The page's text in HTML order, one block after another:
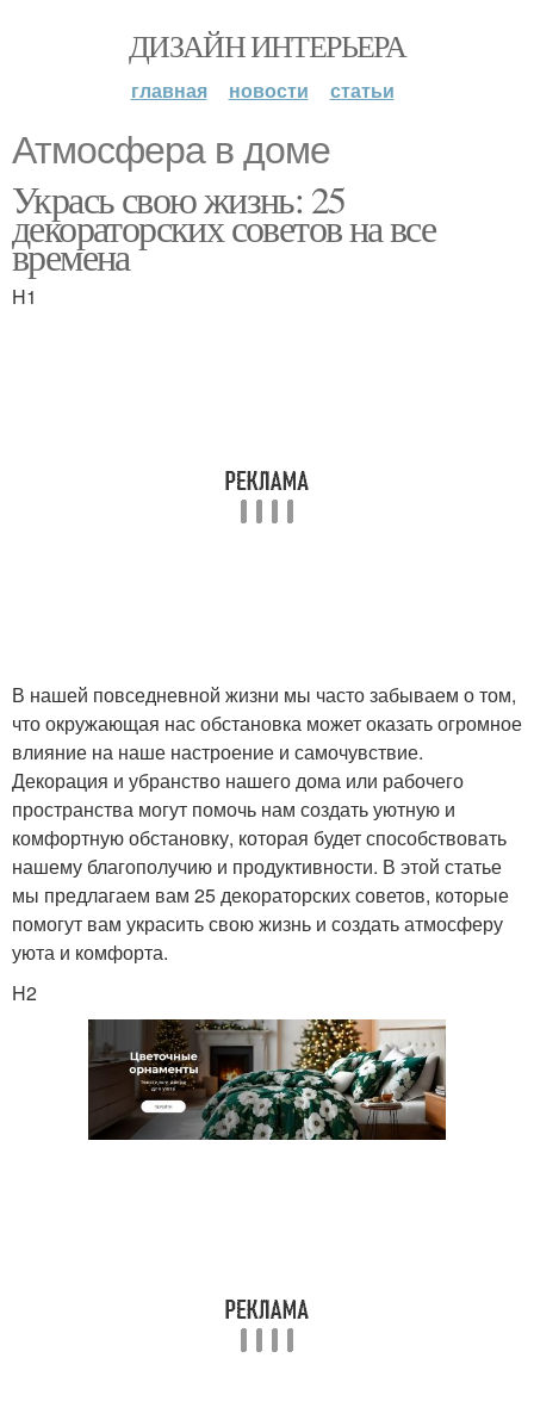
ДИЗАЙН ИНТЕРЬЕРА
главная новости статьи
Атмосфера в доме
Укрась свою жизнь: 25
декораторских советов на все
времена
H1
В нашей повседневной жизни мы часто забываем о том,
что окружающая нас обстановка может оказать огромное
влияние на наше настроение и самочувствие.
Декорация и убранство нашего дома или рабочего
пространства могут помочь нам создать уютную и
комфортную обстановку, которая будет способствовать
нашему благополучию и продуктивности. В этой статье
мы предлагаем вам 25 декораторских советов, которые
помогут вам украсить свою жизнь и создать атмосферу
уюта и комфорта.
H2